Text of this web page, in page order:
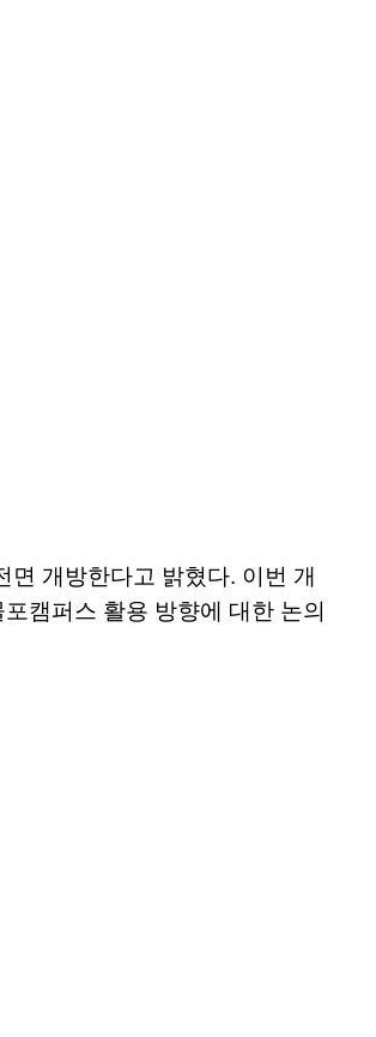
개방한다고 밝혔다. 이번 개
캠퍼스 활용 방향에 대한 논의